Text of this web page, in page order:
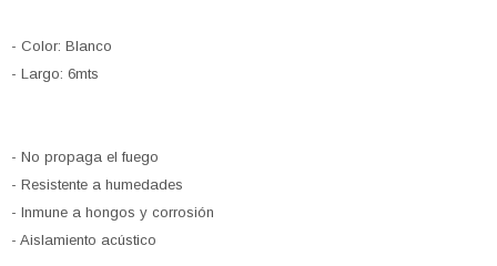
- Color: Blanco
- Largo: 6mts
- No propaga el fuego
- Resistente a humedades
- Inmune a hongos y corrosión
- Aislamiento acústico